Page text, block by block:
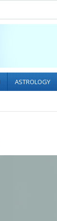
ASTROLOGY